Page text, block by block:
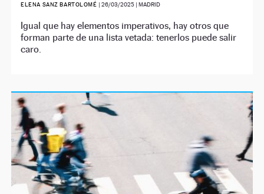
ELENA SANZ BARTOLOMÉ | 26/03/2025| MADRID
Igual que hay elementos imperativos, hay otros que
forman parte de una lista vetada: tenerlos puede salir
caro.